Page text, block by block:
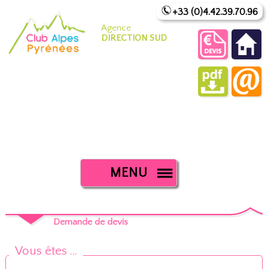
Agence
DIRECTION SUD
+33 (0)4.42.39.70.96
MENU
Demande de devis
Vous êtes ...